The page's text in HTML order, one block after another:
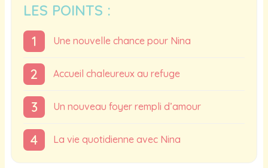
LES POINTS :
Une nouvelle chance pour Nina
Accueil chaleureux au refuge
Un nouveau foyer rempli d’amour
La vie quotidienne avec Nina